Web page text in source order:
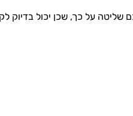
על כך, שכן יכול בדיוק